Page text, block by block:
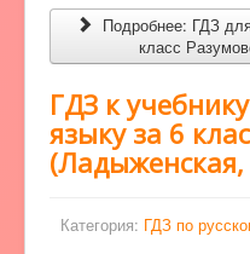
Подробнее: ГДЗ
класс
ГДЗ к
языку за 6
Категория: ГДЗ по